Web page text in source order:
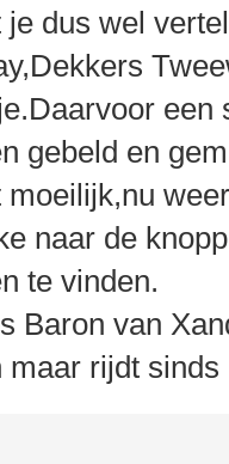
je dus wel
een
gebeld en
moeilijk,nu
naar de
te vinden.
Baron van
maar rijdt